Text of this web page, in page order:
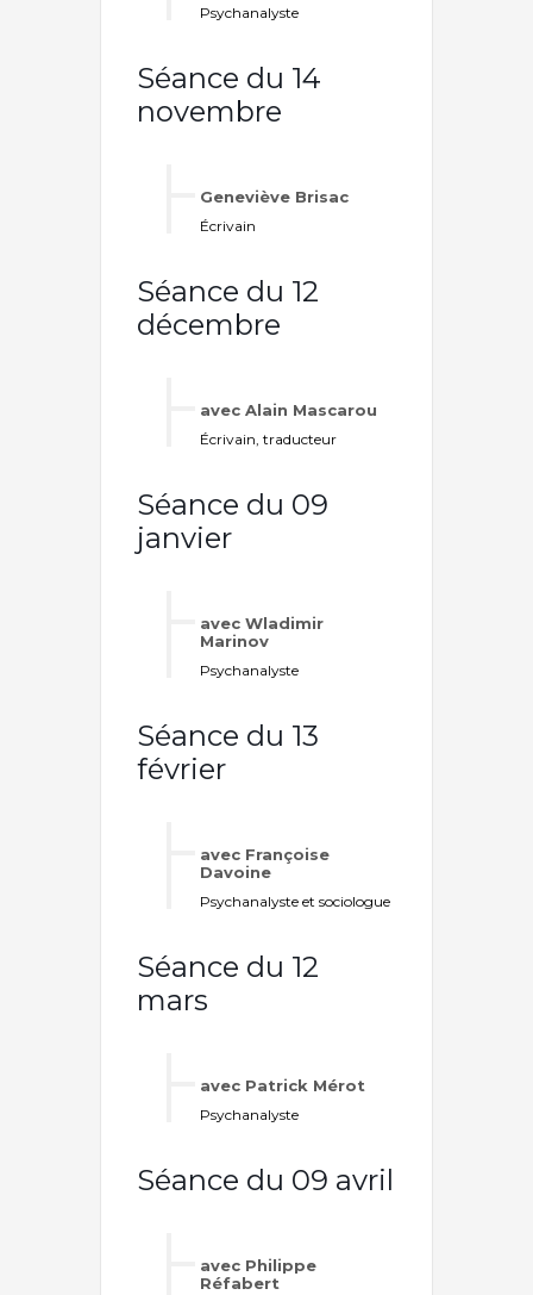
Psychanalyste
Séance du 14
novembre
Geneviève Brisac
Écrivain
Séance du 12
décembre
avec Alain Mascarou
Écrivain, traducteur
Séance du 09
janvier
avec Wladimir
Marinov
Psychanalyste
Séance du 13
février
avec Françoise
Davoine
Psychanalyste et sociologue
Séance du 12
mars
avec Patrick Mérot
Psychanalyste
Séance du 09 avril
avec Philippe
Réfabert